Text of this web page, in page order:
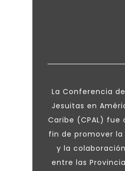
La Conferencia
Jesuitas en
Caribe (CPAL) fue
fin de promover
y la
entre las